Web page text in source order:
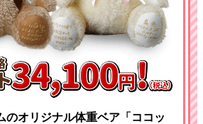
のオリジナル体重ベア「ココッ